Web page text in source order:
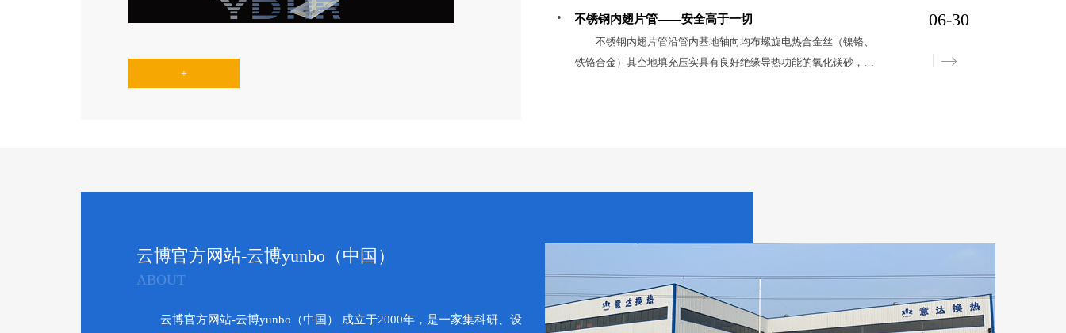
易泄漏5.安装方便6.质量可靠
+
压成形，网芯能接受150kPa差压，而不变形、不损坏。具有作业寿
命长、耐腐蚀、不生锈、外表光洁、不结垢的特性。 库柏冷却
器在以后的应用中在以后的生活中很受欢迎，水由下部进水口进入
不锈钢内翅片管——安全高于一切 06-30
不锈钢内翅片管沿管内基地轴向均布螺旋电热合金丝（镍铬、
铁铬合金）其空地填充压实具有良好绝缘导热功能的氧化镁砂，管
洁、运用寿命长等特色。广泛适用于各种硝石槽、水槽、油槽、酸
设备。沿管内基地轴向均布螺旋电热合金丝。
云博官方网站-云博yunbo（中国）
ABOUT
云博官方网站-云博yunbo（中国） 成立于2000年，是一家集科研、设